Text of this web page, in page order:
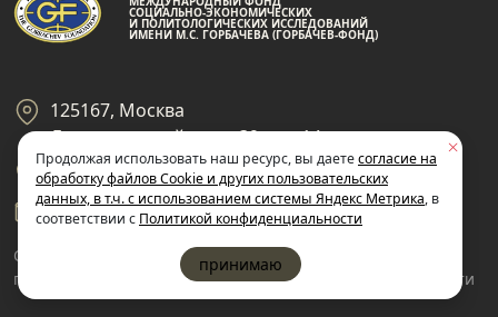
СОЦИАЛЬНО-ЭКОНОМИЧЕСКИХ
И ПОЛИТОЛОГИЧЕСКИХ ИССЛЕДОВАНИЙ
ИМЕНИ М.С. ГОРБАЧЕВА (ГОРБАЧЕВ-ФОНД)
125167, Москва
Ленинградский пр-кт 39, стр 14
+7 495 945-59-99
gf@gorby.ru
Cогласие на обработку
пользовательских данных
конфиденциальности
Продолжая использовать наш ресурс, вы даетесогласие на
обработку файлов Cookie и других пользовательских
данных, в т.ч. с использованием системы Яндекс Метрика, в
соответствии с Политикой конфиденциальности
принимаю